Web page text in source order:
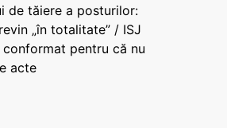
de tăiere a posturilor:
„în totalitate” / ISJ
pentru că nu
acte